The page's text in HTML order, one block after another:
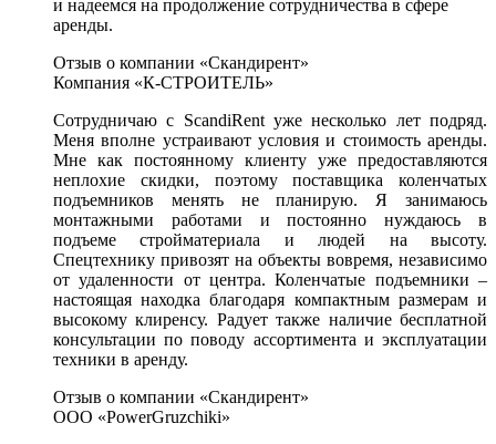
и надеемся на продолжение сотрудничества в сфере
аренды.
Отзыв о компании «Скандирент»
Компания «К-СТРОИТЕЛЬ»
Сотрудничаю с ScandiRent уже несколько лет подряд.
Меня вполне устраивают условия и стоимость аренды.
Мне как постоянному клиенту уже предоставляются
неплохие скидки, поэтому поставщика коленчатых
подъемников менять не планирую. Я занимаюсь
монтажными работами и постоянно нуждаюсь в
подъеме стройматериала и людей на высоту.
Спецтехнику привозят на объекты вовремя, независимо
от удаленности от центра. Коленчатые подъемники –
настоящая находка благодаря компактным размерам и
высокому клиренсу. Радует также наличие бесплатной
консультации по поводу ассортимента и эксплуатации
техники в аренду.
Отзыв о компании «Скандирент»
ООО «PowerGruzchiki»